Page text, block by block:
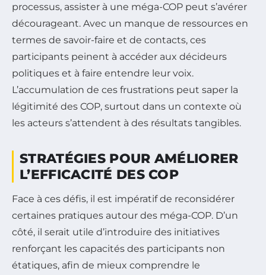
processus, assister à une méga-COP peut s’avérer
décourageant. Avec un manque de ressources en
termes de savoir-faire et de contacts, ces
participants peinent à accéder aux décideurs
politiques et à faire entendre leur voix.
L’accumulation de ces frustrations peut saper la
légitimité des COP, surtout dans un contexte où
les acteurs s’attendent à des résultats tangibles.
STRATÉGIES POUR AMÉLIORER
L’EFFICACITÉ DES COP
Face à ces défis, il est impératif de reconsidérer
certaines pratiques autour des méga-COP. D’un
côté, il serait utile d’introduire des initiatives
renforçant les capacités des participants non
étatiques, afin de mieux comprendre le